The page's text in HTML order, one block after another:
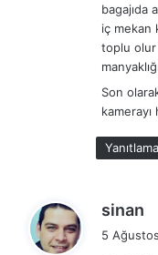
bagajıda
iç mekan
toplu olur
Son
sinan
5